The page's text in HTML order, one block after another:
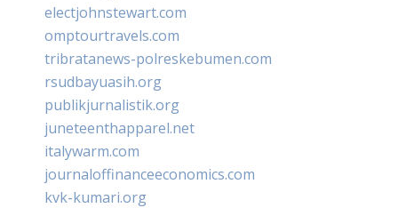
electjohnstewart.com
omptourtravels.com
tribratanews-polreskebumen.com
rsudbayuasih.org
publikjurnalistik.org
juneteenthapparel.net
italywarm.com
journaloffinanceeconomics.com
kvk-kumari.org